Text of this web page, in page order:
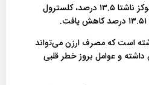
همچنین در این افراد سطح گلوکز ناشتا ۱۳.۵ درصد، کلسترول
است که مصرف ارزن می‌تواند
داشته و عوامل بروز خطر قلبی